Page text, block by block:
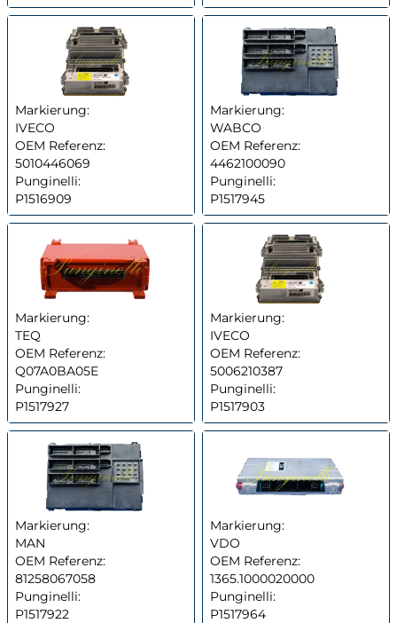
Markierung:
IVECO
OEM Referenz:
5010446069
Punginelli:
P1516909
Markierung:
WABCO
OEM Referenz:
4462100090
Punginelli:
P1517945
Markierung:
TEQ
OEM Referenz:
Q07A0BA05E
Punginelli:
P1517927
Markierung:
IVECO
OEM Referenz:
5006210387
Punginelli:
P1517903
Markierung:
MAN
OEM Referenz:
81258067058
Punginelli:
P1517922
Markierung:
VDO
OEM Referenz:
1365.1000020000
Punginelli:
P1517964